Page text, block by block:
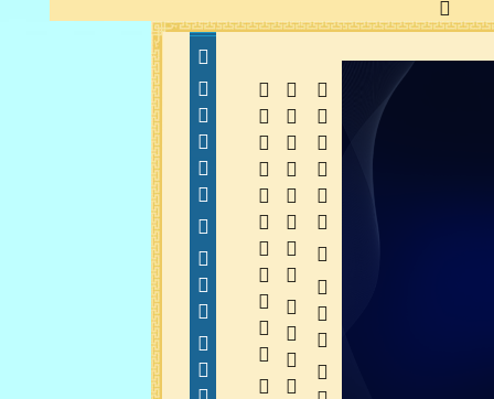
     